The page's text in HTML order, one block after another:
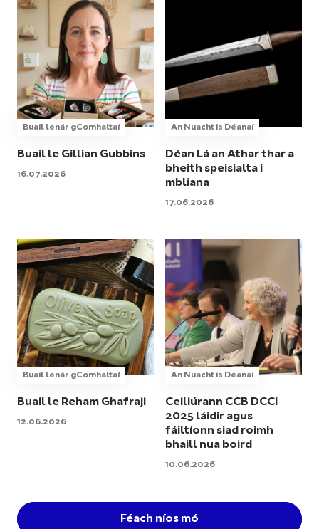
Buail lenár gComhaltaí
Buail le Gillian Gubbins
16.07.2026
An Nuacht is Déanaí
Déan Lá an Athar thar a
bheith speisialta i
mbliana
17.06.2026
Buail lenár gComhaltaí
Buail le Reham Ghafraji
12.06.2026
An Nuacht is Déanaí
Ceiliúrann CCB DCCI
2025 láidir agus
fáiltíonn siad roimh
bhaill nua boird
10.06.2026
Féach níos mó